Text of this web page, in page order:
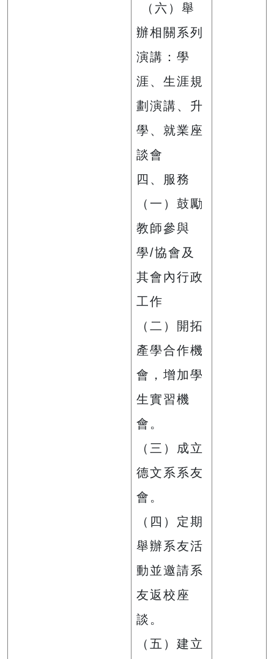
（六）舉
辦相關系列
演講：學
涯、生涯規
劃演講、升
學、就業座
談會
四、服務
（一）鼓勵
教師參與
學/協會及
其會內行政
工作
（二）開拓
產學合作機
會，增加學
生實習機
會。
（三）成立
德文系系友
會。
（四）定期
舉辦系友活
動並邀請系
友返校座
談。
（五）建立